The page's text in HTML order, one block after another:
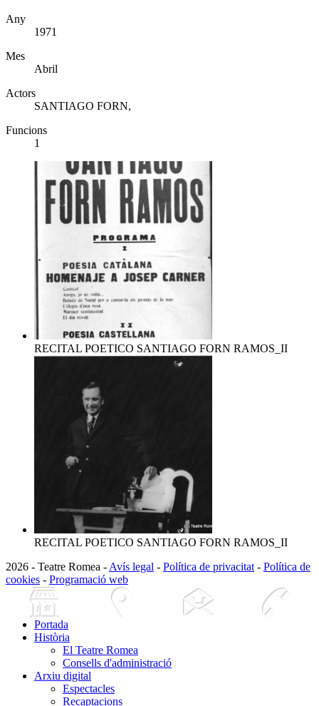
Any
1971
Mes
Abril
Actors
SANTIAGO FORN,
Funcions
1
RECITAL POETICO SANTIAGO FORN RAMOS_II
RECITAL POETICO SANTIAGO FORN RAMOS_II
2026 - Teatre Romea - Avís legal - Política de privacitat - Política de
cookies - Programació web
Portada
Història
El Teatre Romea
Consells d'administració
Arxiu digital
Espectacles
Recaptacions